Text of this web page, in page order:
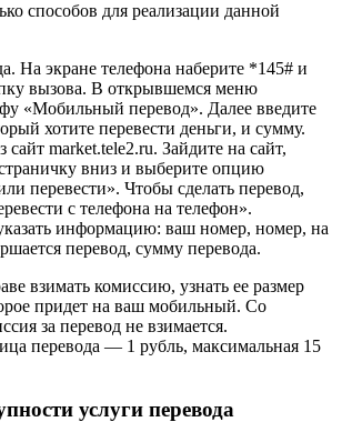
способов для реализации данной
На экране телефона наберите *145# и
вызова. В открывшемся меню
«Мобильный перевод». Далее введите
хотите перевести деньги, и сумму.
сайт market.tele2.ru. Зайдите на сайт,
вниз и выберите опцию
перевести». Чтобы сделать перевод,
с телефона на телефон».
информацию: ваш номер, номер, на
перевод, сумму перевода.
взимать комиссию, узнать ее размер
придет на ваш мобильный. Со
за перевод не взимается.
перевода — 1 рубль, максимальная 15
услуги перевода